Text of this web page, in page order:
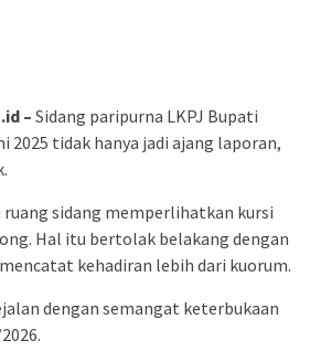
– Sidang paripurna LKPJ Bupati
2025 tidak hanya jadi ajang laporan,
ruang sidang memperlihatkan kursi
Hal itu bertolak belakang dengan
kehadiran lebih dari kuorum.
dengan semangat keterbukaan